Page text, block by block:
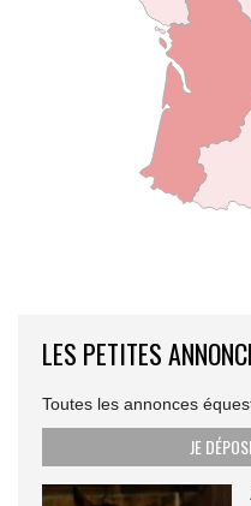
LES PETITES
Toutes les annonces
JE